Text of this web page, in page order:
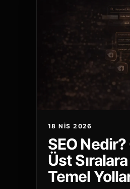
18 NIS 2026
SEO Nedir?
Üst
Temel